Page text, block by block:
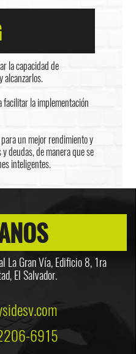
la capacidad de
alcanzarlos.
facilitar la implementación
un mejor rendimiento y
deudas, de manera que se
inteligentes.
La Gran Vía, Edificio 8,1ra
El Salvador.
6915